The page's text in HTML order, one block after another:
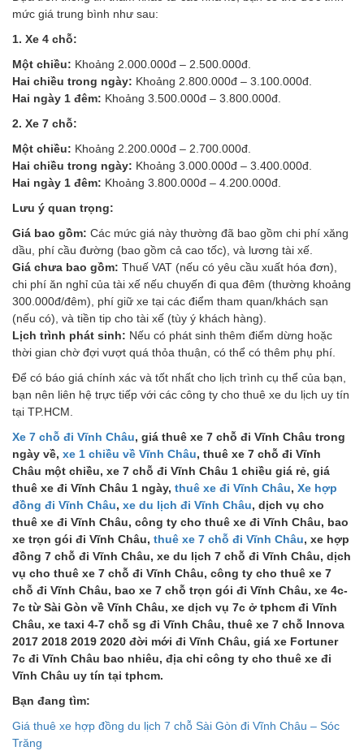
mức giá trung bình như sau:
1. Xe 4 chỗ:
Một chiều: Khoảng 2.000.000đ – 2.500.000đ.
Hai chiều trong ngày: Khoảng 2.800.000đ – 3.100.000đ.
Hai ngày 1 đêm: Khoảng 3.500.000đ – 3.800.000đ.
2. Xe 7 chỗ:
Một chiều: Khoảng 2.200.000đ – 2.700.000đ.
Hai chiều trong ngày: Khoảng 3.000.000đ – 3.400.000đ.
Hai ngày 1 đêm: Khoảng 3.800.000đ – 4.200.000đ.
Lưu ý quan trọng:
Giá bao gồm: Các mức giá này thường đã bao gồm chi phí xăng
dầu, phí cầu đường (bao gồm cả cao tốc), và lương tài xế.
Giá chưa bao gồm: Thuế VAT (nếu có yêu cầu xuất hóa đơn),
chi phí ăn nghỉ của tài xế nếu chuyến đi qua đêm (thường khoảng
300.000đ/đêm), phí giữ xe tại các điểm tham quan/khách sạn
(nếu có), và tiền tip cho tài xế (tùy ý khách hàng).
Lịch trình phát sinh: Nếu có phát sinh thêm điểm dừng hoặc
thời gian chờ đợi vượt quá thỏa thuận, có thể có thêm phụ phí.
Để có báo giá chính xác và tốt nhất cho lịch trình cụ thể của bạn,
bạn nên liên hệ trực tiếp với các công ty cho thuê xe du lịch uy tín
tại TP.HCM.
Xe 7 chỗ đi Vĩnh Châu, giá thuê xe 7 chỗ đi Vĩnh Châu trong
ngày về, xe 1 chiều về Vĩnh Châu, thuê xe 7 chỗ đi Vĩnh
Châu một chiều, xe 7 chỗ đi Vĩnh Châu 1 chiều giá rẻ, giá
thuê xe đi Vĩnh Châu 1 ngày, thuê xe đi Vĩnh Châu, Xe hợp
đồng đi Vĩnh Châu, xe du lịch đi Vĩnh Châu, dịch vụ cho
thuê xe đi Vĩnh Châu, công ty cho thuê xe đi Vĩnh Châu, bao
xe trọn gói đi Vĩnh Châu, thuê xe 7 chỗ đi Vĩnh Châu, xe hợp
đồng 7 chỗ đi Vĩnh Châu, xe du lịch 7 chỗ đi Vĩnh Châu, dịch
vụ cho thuê xe 7 chỗ đi Vĩnh Châu, công ty cho thuê xe 7
chỗ đi Vĩnh Châu, bao xe 7 chỗ trọn gói đi Vĩnh Châu, xe 4c-
7c từ Sài Gòn về Vĩnh Châu, xe dịch vụ 7c ở tphcm đi Vĩnh
Châu, xe taxi 4-7 chỗ sg đi Vĩnh Châu, thuê xe 7 chỗ Innova
2017 2018 2019 2020 đời mới đi Vĩnh Châu, giá xe Fortuner
7c đi Vĩnh Châu bao nhiêu, địa chỉ công ty cho thuê xe đi
Vĩnh Châu uy tín tại tphcm.
Bạn đang tìm:
Giá thuê xe hợp đồng du lịch 7 chỗ Sài Gòn đi Vĩnh Châu – Sóc
Trăng